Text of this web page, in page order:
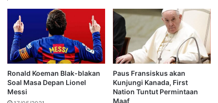
Ronald Koeman Blak-blakan
Soal Masa Depan Lionel
Messi
Paus Fransiskus akan
Kunjungi Kanada, First
Nation Tuntut Permintaan
Maaf